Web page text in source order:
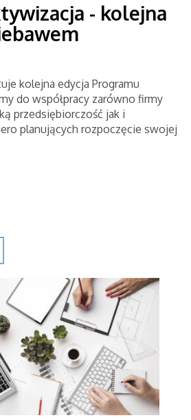
- kolejna
kolejna edycja Programu
do współpracy zarówno firmy
przedsiębiorczość jak i
planujących rozpoczęcie swojej